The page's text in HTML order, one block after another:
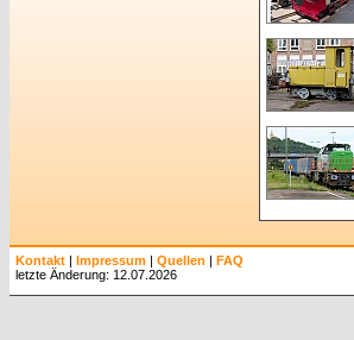
Kontakt | Impressum | Quellen | FAQ
letzte Änderung: 12.07.2026